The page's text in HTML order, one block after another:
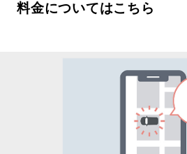
料金についてはこちら